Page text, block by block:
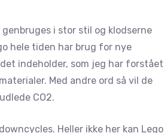
i stor stil og klodserne
hele tiden har brug for nye
indeholder, som jeg har forstået
Med andre ord så vil de
CO2.
Heller ikke her kan Lego